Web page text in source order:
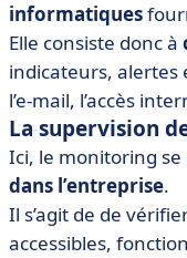
informatiques
Elle consiste donc à
indicateurs, alertes
l’e-mail, l’accès
La supervision
Ici, le monitoring
dans l’entreprise.
Il s’agit de de
accessibles,